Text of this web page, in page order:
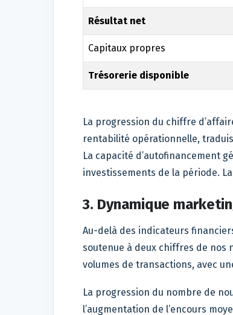
Résultat net
Capitaux propres
Trésorerie disponible
La progression du chiffre
rentabilité opérationnelle,
La capacité d’autofinancement
investissements de la période.
3. Dynamique
Au-delà des indicateurs
soutenue à deux chiffres de nos
volumes de transactions, avec
La progression du nombre de
l’augmentation de l’encours